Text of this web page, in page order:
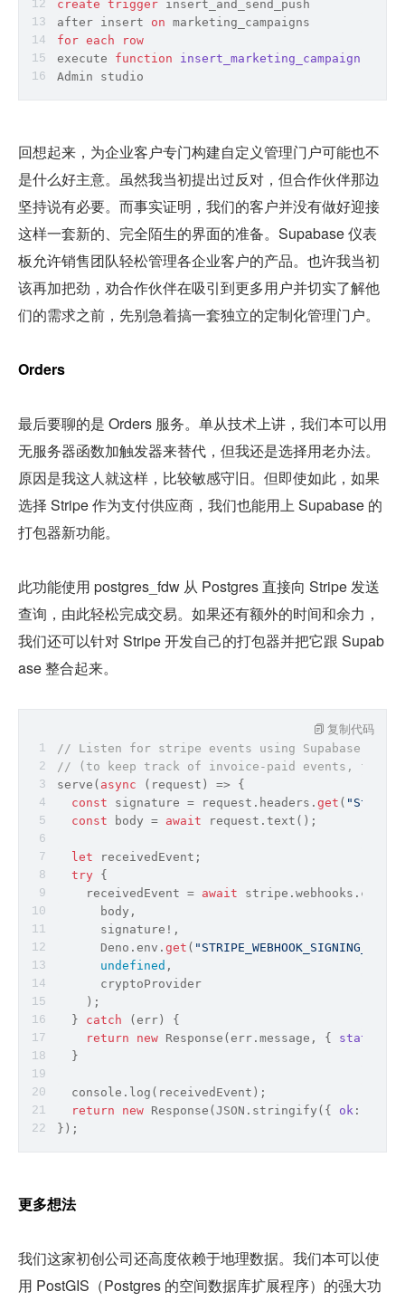
create trigger insert_and_send_push
after insert on marketing_campaigns
for each
row
execute
function insert_marketing_campaign
Admin studio
回想起来，为企业客户专门构建自定义管理门户可能也不
是什么好主意。虽然我当初提出过反对，但合作伙伴那边
坚持说有必要。而事实证明，我们的客户并没有做好迎接
这样一套新的、完全陌生的界面的准备。Supabase 仪表
板允许销售团队轻松管理各企业客户的产品。也许我当初
该再加把劲，劝合作伙伴在吸引到更多用户并切实了解他
们的需求之前，先别急着搞一套独立的定制化管理门户。
Orders
最后要聊的是 Orders 服务。单从技术上讲，我们本可以用
无服务器函数加触发器来替代，但我还是选择用老办法。
原因是我这人就这样，比较敏感守旧。但即使如此，如果
选择 Stripe 作为支付供应商，我们也能用上 Supabase 的
打包器新功能。
此功能使用 postgres_fdw 从 Postgres 直接向 Stripe 发送
查询，由此轻松完成交易。如果还有额外的时间和余力，
我们还可以针对 Stripe 开发自己的打包器并把它跟 Supab
ase 整合起来。
// Listen for stripe events using Supabase Edge
// (to keep track of invoice-paid events, for
serve( async (request) => {
const signature = request.headers. get ( "Stripe-
const body = await request.text();
let receivedEvent;
try {
    receivedEvent =
await
      body,
      signature!,
      Deno.env.
get (
undefined ,
      cryptoProvider
    );
  }
catch (err) {
return
new Response(err.message, { status
  }
  console.
log (receivedEvent);
return
new Response( JSON .stringify({ ok :
});
复制代码
更多想法
我们这家初创公司还高度依赖于地理数据。我们本可以使
用 PostGIS（Postgres 的空间数据库扩展程序）的强大功